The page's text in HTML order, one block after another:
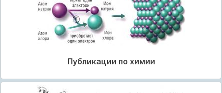
Публикации по химии